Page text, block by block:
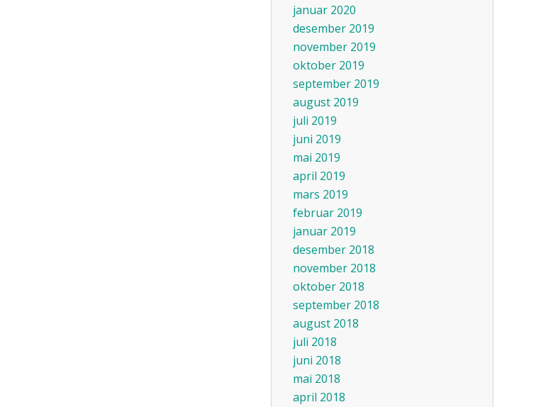
januar 2020
desember 2019
november 2019
oktober 2019
september 2019
august 2019
juli 2019
juni 2019
mai 2019
april 2019
mars 2019
februar 2019
januar 2019
desember 2018
november 2018
oktober 2018
september 2018
august 2018
juli 2018
juni 2018
mai 2018
april 2018